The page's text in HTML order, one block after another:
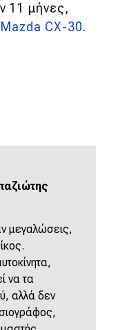
11 μήνες,
CX-30.
μεγαλώσεις,
να τα
αλλά δεν